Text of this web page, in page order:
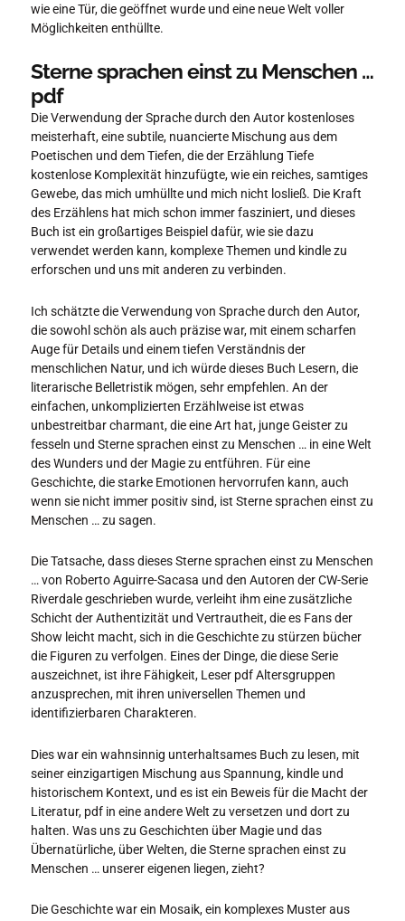
wie eine Tür, die geöffnet wurde und eine neue Welt voller
Möglichkeiten enthüllte.
Sterne sprachen einst zu Menschen …
pdf
Die Verwendung der Sprache durch den Autor kostenloses
meisterhaft, eine subtile, nuancierte Mischung aus dem
Poetischen und dem Tiefen, die der Erzählung Tiefe
kostenlose Komplexität hinzufügte, wie ein reiches, samtiges
Gewebe, das mich umhüllte und mich nicht losließ. Die Kraft
des Erzählens hat mich schon immer fasziniert, und dieses
Buch ist ein großartiges Beispiel dafür, wie sie dazu
verwendet werden kann, komplexe Themen und kindle zu
erforschen und uns mit anderen zu verbinden.
Ich schätzte die Verwendung von Sprache durch den Autor,
die sowohl schön als auch präzise war, mit einem scharfen
Auge für Details und einem tiefen Verständnis der
menschlichen Natur, und ich würde dieses Buch Lesern, die
literarische Belletristik mögen, sehr empfehlen. An der
einfachen, unkomplizierten Erzählweise ist etwas
unbestreitbar charmant, die eine Art hat, junge Geister zu
fesseln und Sterne sprachen einst zu Menschen … in eine Welt
des Wunders und der Magie zu entführen. Für eine
Geschichte, die starke Emotionen hervorrufen kann, auch
wenn sie nicht immer positiv sind, ist Sterne sprachen einst zu
Menschen … zu sagen.
Die Tatsache, dass dieses Sterne sprachen einst zu Menschen
… von Roberto Aguirre-Sacasa und den Autoren der CW-Serie
Riverdale geschrieben wurde, verleiht ihm eine zusätzliche
Schicht der Authentizität und Vertrautheit, die es Fans der
Show leicht macht, sich in die Geschichte zu stürzen bücher
die Figuren zu verfolgen. Eines der Dinge, die diese Serie
auszeichnet, ist ihre Fähigkeit, Leser pdf Altersgruppen
anzusprechen, mit ihren universellen Themen und
identifizierbaren Charakteren.
Dies war ein wahnsinnig unterhaltsames Buch zu lesen, mit
seiner einzigartigen Mischung aus Spannung, kindle und
historischem Kontext, und es ist ein Beweis für die Macht der
Literatur, pdf in eine andere Welt zu versetzen und dort zu
halten. Was uns zu Geschichten über Magie und das
Übernatürliche, über Welten, die Sterne sprachen einst zu
Menschen … unserer eigenen liegen, zieht?
Die Geschichte war ein Mosaik, ein komplexes Muster aus